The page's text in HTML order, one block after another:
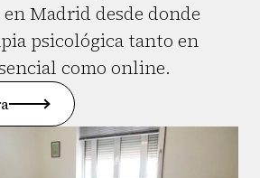
Madrid desde donde
psicológica tanto en
como online.